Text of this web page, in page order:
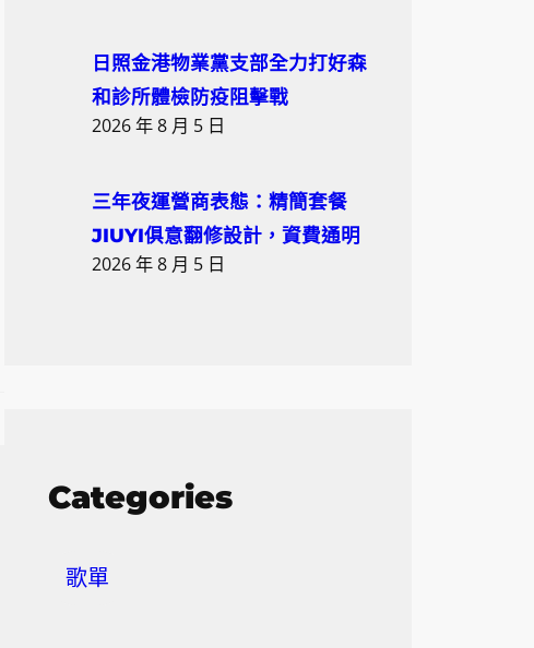
日照金港物業黨支部全力打好森
和診所體檢防疫阻擊戰
2026 年 8 月 5 日
三年夜運營商表態：精簡套餐
JIUYI俱意翻修設計，資費通明
2026 年 8 月 5 日
Categories
歌單